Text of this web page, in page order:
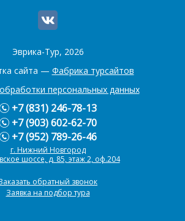
Эврика-Тур, 2026
сайта — Фабрика турсайтов
персональных данных
+7 (831) 246-78-13
+7 (903) 602-62-70
+7 (952) 789-26-46
г. Нижний Новгород
шоссе, д. 85, этаж 2, оф.204
обратный звонок
Заявка на подбор тура